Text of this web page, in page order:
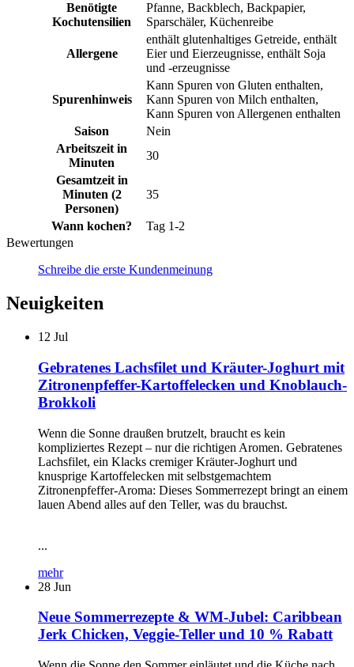
Benötigte
Kochutensilien
Pfanne, Backblech, Backpapier,
Sparschäler, Küchenreibe
Allergene
enthält glutenhaltiges Getreide, enthält
Eier und Eierzeugnisse, enthält Soja
und -erzeugnisse
Spurenhinweis
Kann Spuren von Gluten enthalten,
Kann Spuren von Milch enthalten,
Kann Spuren von Allergenen enthalten
Saison
Nein
Arbeitszeit in
Minuten
30
Gesamtzeit in
Minuten (2
Personen)
35
Wann kochen?
Tag 1-2
Bewertungen
Schreibe die erste Kundenmeinung
Neuigkeiten
12 Jul
Gebratenes Lachsfilet und Kräuter-Joghurt mit
Zitronenpfeffer-Kartoffelecken und Knoblauch-
Brokkoli
Wenn die Sonne draußen brutzelt, braucht es kein
kompliziertes Rezept – nur die richtigen Aromen. Gebratenes
Lachsfilet, ein Klacks cremiger Kräuter-Joghurt und
knusprige Kartoffelecken mit selbstgemachtem
Zitronenpfeffer-Aroma: Dieses Sommerrezept bringt an einem
lauen Abend alles auf den Teller, was du brauchst.
...
mehr
28 Jun
Neue Sommerrezepte & WM-Jubel: Caribbean
Jerk Chicken, Veggie-Teller und 10 % Rabatt